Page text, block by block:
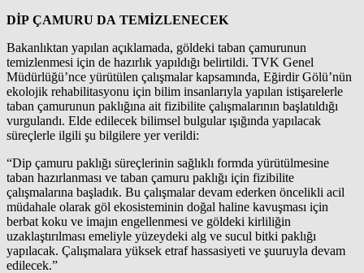
DİP ÇAMURU DA TEMİZLENECEK
Bakanlıktan yapılan açıklamada, göldeki taban çamurunun
temizlenmesi için de hazırlık yapıldığı belirtildi. TVK Genel
Müdürlüğü’nce yürütülen çalışmalar kapsamında, Eğirdir Gölü’nün
ekolojik rehabilitasyonu için bilim insanlarıyla yapılan istişarelerle
taban çamurunun paklığına ait fizibilite çalışmalarının başlatıldığı
vurgulandı. Elde edilecek bilimsel bulgular ışığında yapılacak
süreçlerle ilgili şu bilgilere yer verildi:
“Dip çamuru paklığı süreçlerinin sağlıklı formda yürütülmesine
taban hazırlanması ve taban çamuru paklığı için fizibilite
çalışmalarına başladık. Bu çalışmalar devam ederken öncelikli acil
müdahale olarak göl ekosisteminin doğal haline kavuşması için
berbat koku ve imajın engellenmesi ve göldeki kirliliğin
uzaklaştırılması emeliyle yüzeydeki alg ve sucul bitki paklığı
yapılacak. Çalışmalara yüksek etraf hassasiyeti ve şuuruyla devam
edilecek.”